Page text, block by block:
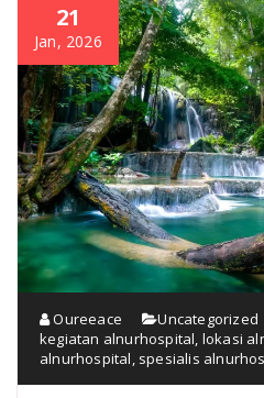
21
Jan, 2026
Oureeace Uncategorized
kegiatan alnurhospital, lokasi
alnurhospital, spesialis